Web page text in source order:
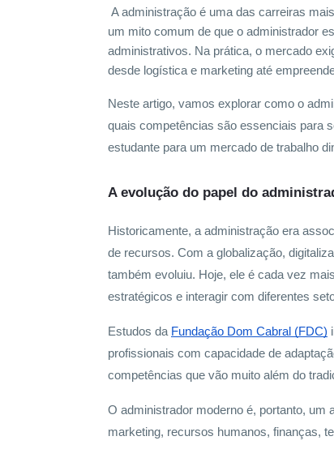
A administração é uma das carreiras
um mito comum de que o administrador
administrativos. Na prática, o mercado
desde logística e marketing até
Neste artigo, vamos explorar como o
quais competências são essenciais para
estudante para um mercado de trabalho
A evolução do papel do
Historicamente, a administração era
de recursos. Com a globalização,
também evoluiu. Hoje, ele é cada vez
estratégicos e interagir com diferentes
Estudos da Fundação Dom Cabral (FDC)
profissionais com capacidade de
competências que vão muito além do
O administrador moderno é, portanto, um
marketing, recursos humanos, finanças,